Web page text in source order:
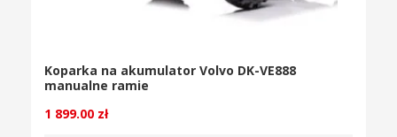
Koparka na akumulator Volvo DK-VE888
manualne ramie
1 899.00 zł